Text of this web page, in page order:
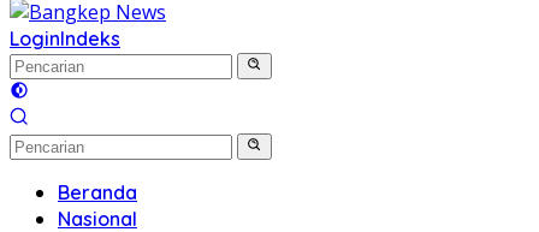
LoginIndeks
Beranda
Nasional